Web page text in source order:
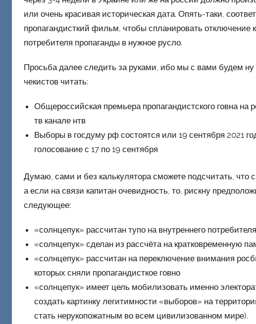
или очень красивая историческая дата. Опять-таки,
пропагандисткий фильм, чтобы спланировать
потребителя пропаганды в нужное русло.
Просьба далее следить за руками, ибо мы с вами будем
чекистов читать:
Общероссийская премьера пропагандистского говна на
тв канале нтв
Выборы в госдуму рф состоятся или 19 сентября 2021
голосование с 17 по 19 сентября
Думаю, сами и без калькулятора сможете подсчитать, что
а если на связи капитан очевидность, то, рискну
следующее:
«солнцепук» рассчитан тупо на внутреннего
«солнцепук» сделан из рассчёта на кратковременную
«солнцепук» рассчитан на переключение внимания
которых сняли пропагандисткое говно
«солнцепук» имеет цель мобилизовать именно
создать картинку легитимности «выборов» на
стать нерукопожатным во всем цивилизованном мире).